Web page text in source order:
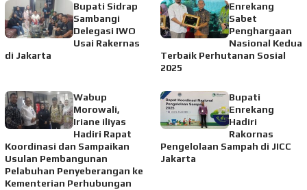
Bupati Sidrap
Sambangi
Delegasi IWO
Usai Rakernas
di Jakarta
Enrekang
Sabet
Penghargaan
Nasional Kedua
Terbaik Perhutanan Sosial
2025
Wabup
Morowali,
Iriane iliyas
Hadiri Rapat
Koordinasi dan Sampaikan
Usulan Pembangunan
Pelabuhan Penyeberangan ke
Kementerian Perhubungan
Bupati
Enrekang
Hadiri
Rakornas
Pengelolaan Sampah di JICC
Jakarta